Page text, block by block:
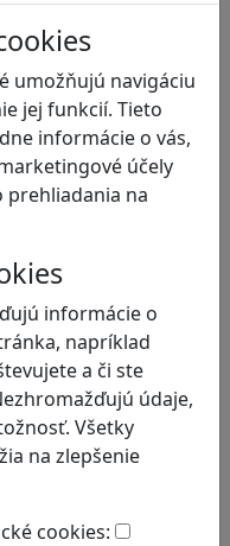
umožňujú navigáciu
jej funkcií. Tieto
informácie o vás,
účely
prehliadania na
informácie o
napríklad
a či ste
údaje,
Všetky
na zlepšenie
cookies:
sa do
až po
ktorá ponúka…
režim
v hre „Kto